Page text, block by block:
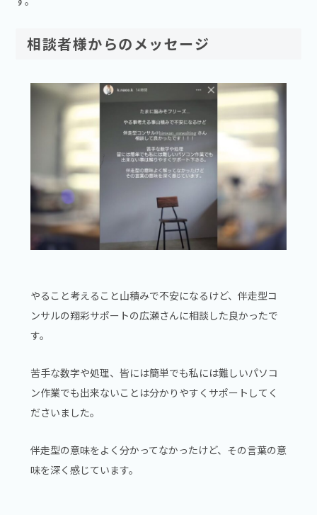
相談者様からのメッセージ
やること考えること山積みで不安になるけど、伴走型コ
ンサルの翔彩サポートの広瀬さんに相談した良かったで
す。
苦手な数字や処理、皆には簡単でも私には難しいパソコ
ン作業でも出来ないことは分かりやすくサポートしてく
ださいました。
伴走型の意味をよく分かってなかったけど、その言葉の意
味を深く感じています。